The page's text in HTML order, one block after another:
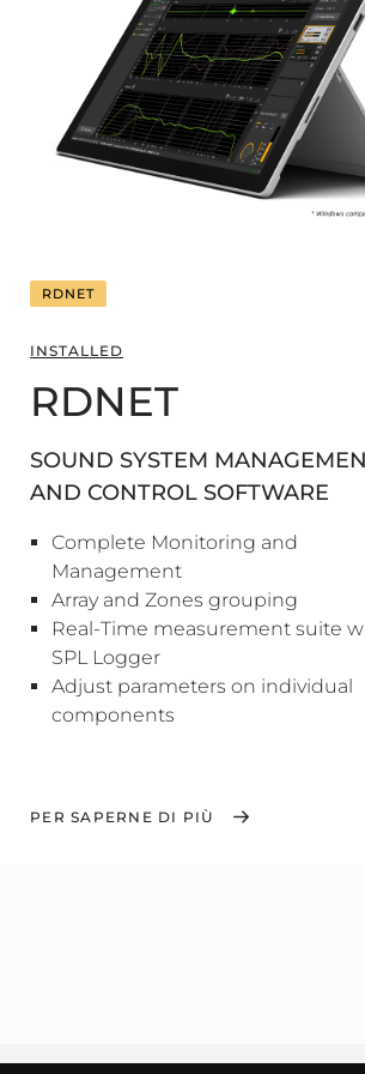
RDNET
INSTALLED
RDNET
SOUND SYSTEM
AND CONTROL SOFTWARE
Complete Monitoring and
Management
Array and Zones grouping
Real-Time measurement suite
SPL Logger
Adjust parameters on individual
components
PER SAPERNE DI PIÙ